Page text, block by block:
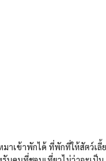
เข้าพักได้ ที่พักที่ให้สัตว์เลี้